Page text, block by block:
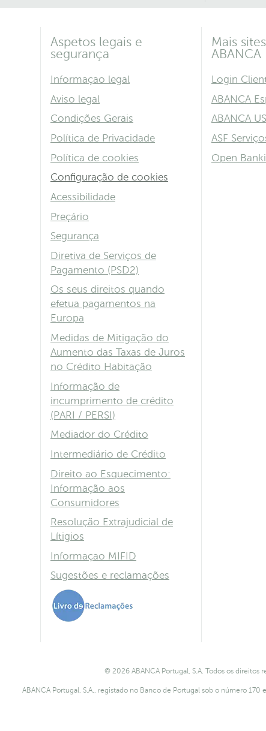
Aspetos legais e
segurança
Informaçao legal
Aviso legal
Condições Gerais
Política de Privacidade
Política de cookies
Configuração de cookies
Acessibilidade
Preçário
Segurança
Diretiva de Serviços de
Pagamento (PSD2)
Os seus direitos quando
efetua pagamentos na
Europa
Medidas de Mitigação do
Aumento das Taxas de Juros
no Crédito Habitação
Informação de
incumprimento de crédito
(PARI / PERSI)
Mediador do Crédito
Intermediário de Crédito
Direito ao Esquecimento:
Informação aos
Consumidores
Resolução Extrajudicial de
Lítigios
Informaçao MIFID
Sugestões e reclamações
Mais
ABANCA
Login
ABANCA
ABANCA
ASF
Open
© 2026 ABANCA Portugal, S.A. Todos os direitos
ABANCA Portugal, S.A., registado no Banco de Portugal sob o número 170